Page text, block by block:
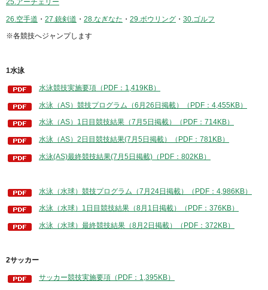
26.空手道 ・ 27.銃剣道 ・ 28.なぎなた ・ 29.ボウリング ・ 30.ゴルフ
※各競技へジャンプします
1水泳
水泳競技実施要項（PDF：1,419KB）
水泳（AS）競技プログラム（6月26日掲載）（PDF：4,455KB）
水泳（AS）1日目競技結果（7月5日掲載）（PDF：714KB）
水泳（AS）2日目競技結果(7月5日掲載）（PDF：781KB）
水泳(AS)最終競技結果(7月5日掲載)（PDF：802KB）
水泳（水球）競技プログラム（7月24日掲載）（PDF：4,986KB）
水泳（水球）1日目競技結果（8月1日掲載）（PDF：376KB）
水泳（水球）最終競技結果（8月2日掲載）（PDF：372KB）
2サッカー
サッカー競技実施要項（PDF：1,395KB）